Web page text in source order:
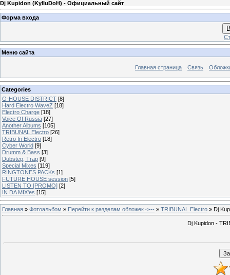
Dj Kupidon (KyIIuDoH) - Официальный сайт
Форма входа
Меню сайта
Главная страница Связь
Categories
G-HOUSE DISTRICT [8]
Hard Electro WaveZ [18]
Electro Charge [18]
Voice Of Russia [27]
Another Albums [105]
TRIBUNAL Electro [26]
Retro In Electro [18]
Cyber World [9]
Drumm & Bass [3]
Dubstep, Trap [9]
Special Mixes [119]
RINGTONES PACKs [1]
FUTURE HOUSE session [5]
LISTEN TO [PROMO] [2]
IN DA MIX'es [15]
Главная » Фотоальбом » Перейти к разделам обложек <--- » TRIBUNAL Electro » Dj
Dj Kupidon -